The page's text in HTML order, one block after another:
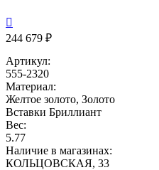

244 679 ₽
Артикул:
555-2320
Материал:
Желтое золото, Золото
Вставки Бриллиант
Вес:
5.77
Наличие в магазинах:
КОЛЬЦОВСКАЯ, 33